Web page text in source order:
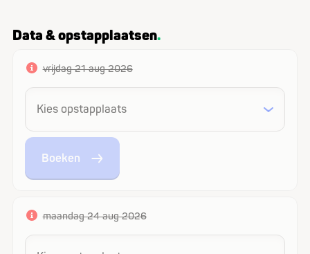
Data & opstapplaatsen
vrijdag 21 aug 2026
Boeken
maandag 24 aug 2026